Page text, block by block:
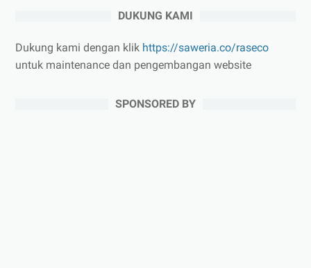
DUKUNG KAMI
Dukung kami dengan klik https://saweria.co/raseco
untuk maintenance dan pengembangan website
SPONSORED BY